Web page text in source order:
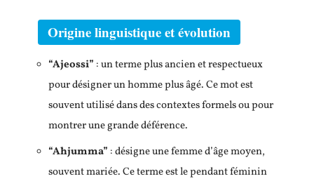
Origine linguistique et évolution
“Ajeossi” : un terme plus ancien et respectueux
pour désigner un homme plus âgé. Ce mot est
souvent utilisé dans des contextes formels ou pour
montrer une grande déférence.
“Ahjumma” : désigne une femme d’âge moyen,
souvent mariée. Ce terme est le pendant féminin